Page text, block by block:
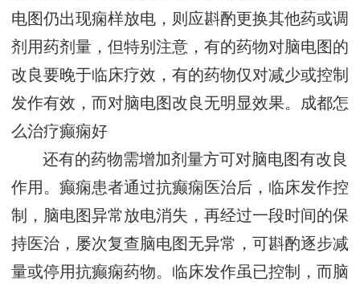
电图仍出现痫样放电，则应斟酌更换其他药或调
剂用药剂量，但特别注意，有的药物对脑电图的
改良要晚于临床疗效，有的药物仅对减少或控制
发作有效，而对脑电图改良无明显效果。 成都怎
么治疗癫痫好
还有的药物需增加剂量方可对脑电图有改良
作用。癫痫患者通过抗癫痫医治后，临床发作控
制，脑电图异常放电消失，再经过一段时间的保
持医治，屡次复查脑电图无异常，可斟酌逐步减
量或停用抗癫痫药物。临床发作虽已控制，而脑